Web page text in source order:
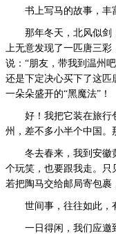
书上写马的故事，丰富
那年冬天，北风似剑，
上无意发现了一匹唐三彩
说：“朋友，带我到温州
还是下定决心买下了这匹
一朵朵盛开的“黑魔法”！
好！我把它装在旅行包
州，差不多小半个中国。
冬去春来，我到安徽黄
个玩笑，也要跟我走。只
若把陶马交给邮局寄包裹
世间事，往往如此，有
一日得闲，我们应邀到